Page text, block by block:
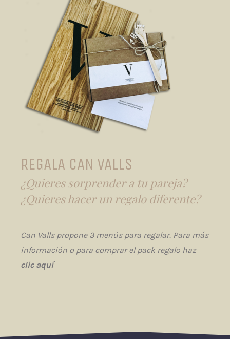
REGALA CAN VALLS
¿Quieres sorprender a tu pareja?
¿Quieres hacer un regalo diferente?
Can Valls propone 3 menús para regalar. Para más
información o para comprar el pack regalo haz
clic aquí